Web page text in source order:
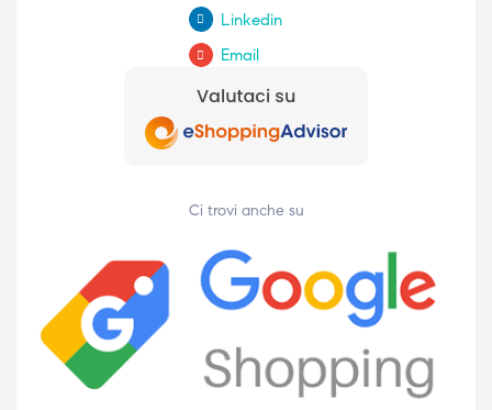
Linkedin
Email
Ci trovi anche su